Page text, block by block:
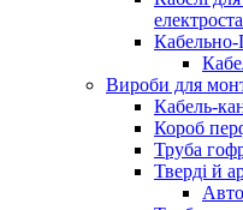
Кабельно-
Вироби для
Кабель-
Короб
Труба
Тверді й